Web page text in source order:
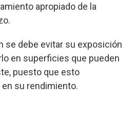
apropiado de la
se debe evitar su exposición
en superficies que pueden
puesto que esto
su rendimiento.